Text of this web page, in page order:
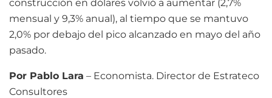
construcción en dólares volvió a aumentar (2,7%
mensual y 9,3% anual), al tiempo que se mantuvo
2,0% por debajo del pico alcanzado en mayo del año
pasado.
Por Pablo Lara – Economista. Director de Estrateco
Consultores